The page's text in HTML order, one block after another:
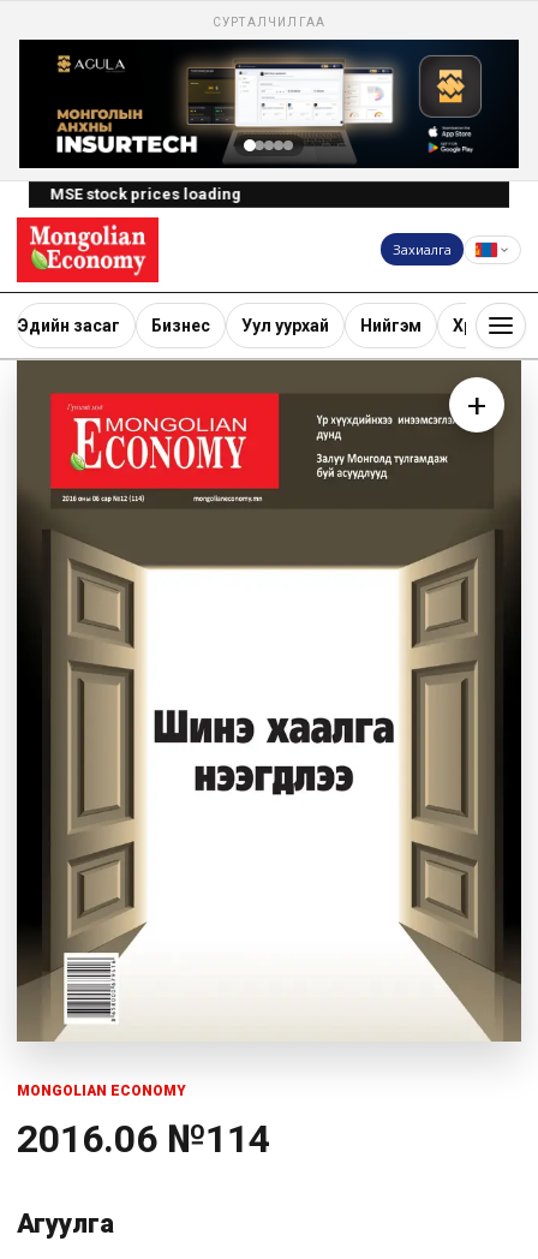
СУРТАЛЧИЛГАА
MSE stock prices loading
Захиалга
Эдийн засаг Бизнес Уул уурхай Нийгэм Хөрөнгө
+
MONGOLIAN ECONOMY
2016.06 №114
Агуулга